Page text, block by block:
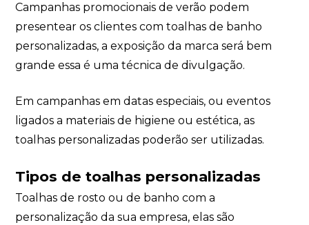
Campanhas promocionais de verão podem
presentear os clientes com toalhas de banho
personalizadas, a exposição da marca será bem
grande essa é uma técnica de divulgação.
Em campanhas em datas especiais, ou eventos
ligados a materiais de higiene ou estética, as
toalhas personalizadas poderão ser utilizadas.
Tipos de toalhas personalizadas
Toalhas de rosto ou de banho com a
personalização da sua empresa, elas são